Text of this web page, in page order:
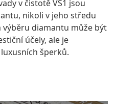
v čistotě VS1 jsou
nikoli v jeho středu
diamantu může být
účely, ale je
šperků.